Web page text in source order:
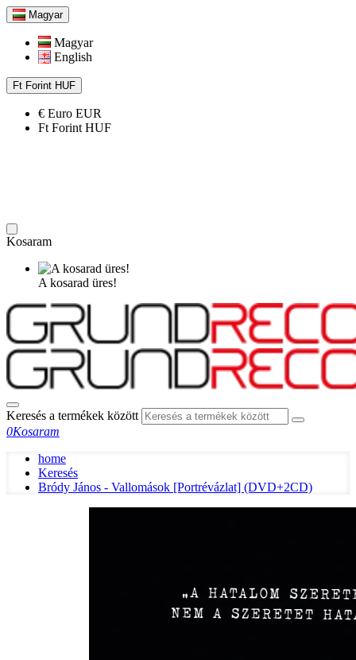
Magyar
Magyar
English
Ft Forint HUF
€ Euro EUR
Ft Forint HUF
Kosaram
A kosarad üres!
Keresés a termékek között
0Kosaram
home
Keresés
Bródy János - Vallomások [Portrévázlat] (DVD+2CD)